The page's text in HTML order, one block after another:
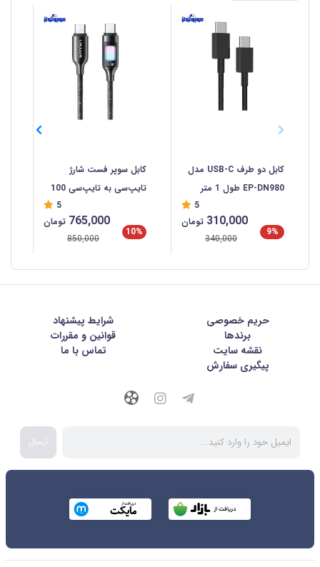
کابل دو طرف USB-C مدل
EP-DN980 طول 1 متر
5
9%
310,000 تومان
340,000
کابل سوپر فست شارژ
تایپ‌سی به تایپ‌سی 100
SJ750
5
10%
765,000 تومان
850,000
حریم خصوصی
شرايط پيشنهاد
برندها
قوانین و مقررات
نقشه سایت
تماس با ما
پیگیری سفارش
ارسال